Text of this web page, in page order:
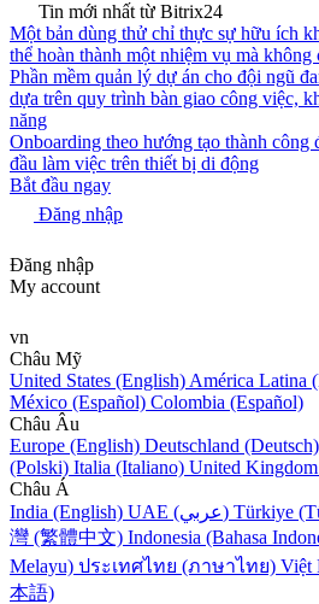
Tin mới nhất từ Bitrix24
Một bản dùng thử chỉ thực sự hữu ích
thể hoàn thành một nhiệm vụ mà không
Phần mềm quản lý dự án cho đội ngũ
dựa trên quy trình bàn giao công việc,
năng
Onboarding theo hướng tạo thành công
đầu làm việc trên thiết bị di động
Bắt đầu ngay
Đăng nhập
Đăng nhập
My account
vn
Châu Mỹ
United States (English) América Latina
México (Español) Colombia (Español)
Châu Âu
Europe (English) Deutschland (Deutsch)
(Polski) Italia (Italiano) United
Châu Á
India (English)
UAE (عربي) Türkiye
灣 (繁體中文) Indonesia (Bahasa
Melayu) ประเทศไทย (ภาษาไทย) Việt
本語)